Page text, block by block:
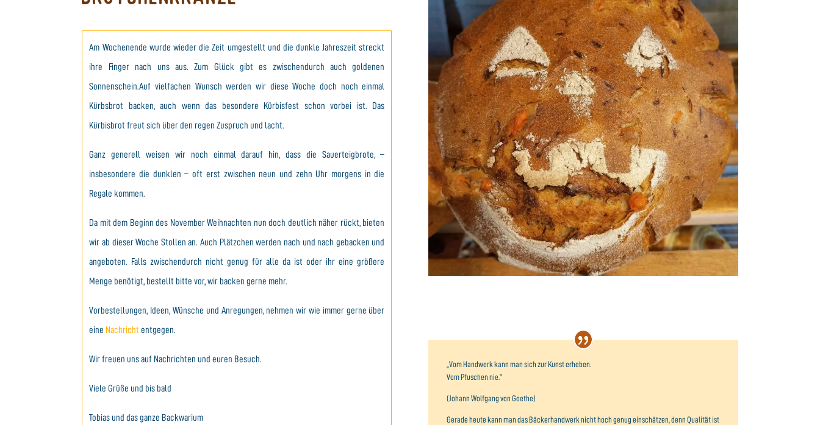
Am Wochenende wurde wieder die Zeit umgestellt und die dunkle Jahreszeit streckt
ihre Finger nach uns aus. Zum Glück gibt es zwischendurch auch goldenen
Sonnenschein.Auf vielfachen Wunsch werden wir diese Woche doch noch einmal
Kürbsbrot backen, auch wenn das besondere Kürbisfest schon vorbei ist. Das
Kürbisbrot freut sich über den regen Zuspruch und lacht.
Ganz generell weisen wir noch einmal darauf hin, dass die Sauerteigbrote, –
insbesondere die dunklen – oft erst zwischen neun und zehn Uhr morgens in die
Regale kommen.
Da mit dem Beginn des November Weihnachten nun doch deutlich näher rückt, bieten
wir ab dieser Woche Stollen an. Auch Plätzchen werden nach und nach gebacken und
angeboten. Falls zwischendurch nicht genug für alle da ist oder ihr eine größere
Menge benötigt, bestellt bitte vor, wir backen gerne mehr.
Vorbestellungen, Ideen, Wünsche und Anregungen, nehmen wir wie immer gerne über
eine Nachricht entgegen.
Wir freuen uns auf Nachrichten und euren Besuch.
Viele Grüße und bis bald
Tobias und das ganze Backwarium
„Vom Handwerk kann man sich zur Kunst erheben.
Vom Pfuschen nie.“
(Johann Wolfgang von Goethe)
Gerade heute kann man das Bäckerhandwerk nicht hoch genug einschätzen, denn Qualität ist